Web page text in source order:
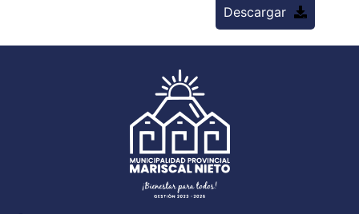
Descargar